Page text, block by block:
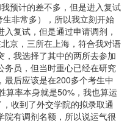
预计的差不多，但是进入复试
非常多），所以我立刻开始
复试，但是通过申请调剂，
京，三所在上海，符合我对语
我选择了其中的两所去参加
务员，但当时重心已经在研究
后应该是在200多个考生中
算率本身就是50%，我也算运
收到了外交学院的拟录取通
有调剂名额，所以说运气很